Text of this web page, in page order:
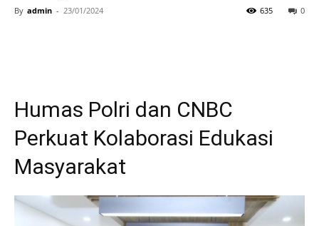
By admin - 23/01/2024 0
635
Humas Polri dan CNBC
Perkuat Kolaborasi Edukasi
Masyarakat